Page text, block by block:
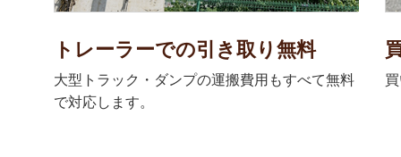
トレーラーでの引き取り無料
大型トラック・ダンプの運搬費用もすべて無料
で対応します。